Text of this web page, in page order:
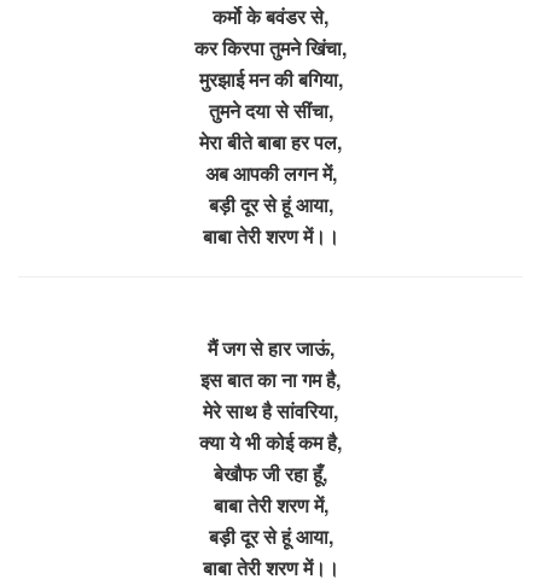
कर्मो के बवंडर से,
कर किरपा तुमने खिंचा,
मुरझाई मन की बगिया,
तुमने दया से सींचा,
मेरा बीते बाबा हर पल,
अब आपकी लगन में,
बड़ी दूर से हूं आया,
बाबा तेरी शरण में।।
मैं जग से हार जाऊं,
इस बात का ना गम है,
मेरे साथ है सांवरिया,
क्या ये भी कोई कम है,
बेखौफ जी रहा हूँ,
बाबा तेरी शरण में,
बड़ी दूर से हूं आया,
बाबा तेरी शरण में।।